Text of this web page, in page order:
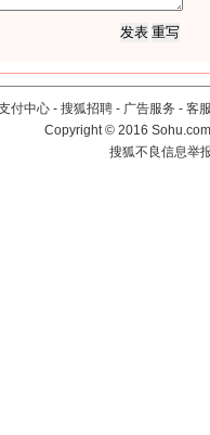
付中心 - 搜狐招聘 - 广告服务 - 客
Copyright©2016
搜狐不良信息举